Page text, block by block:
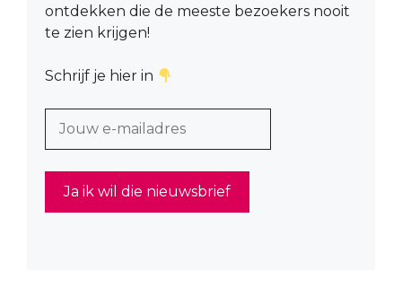
ontdekken die de meeste bezoekers nooit
te zien krijgen!
Schrijf je hier in